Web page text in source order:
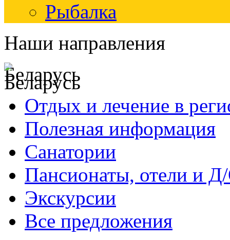
Рыбалка
Наши направления
Беларусь
Отдых и лечение в
Полезная информация
Санатории
Пансионаты, отели и
Экскурсии
Все предложения